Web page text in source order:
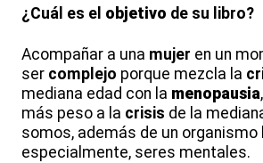
¿Cuál es el objetivo de su libro?
Acompañar a una mujer en un
ser complejo porque mezcla la
mediana edad con la menopausia
más peso a la crisis de la
somos, además de un organismo
especialmente, seres mentales.